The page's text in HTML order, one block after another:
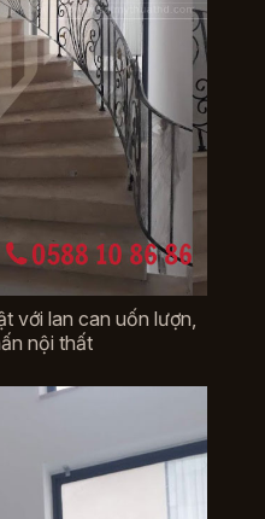
với lan can uốn lượn,
nội thất